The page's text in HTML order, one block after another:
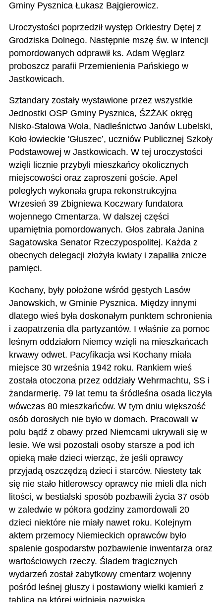
Gminy Pysznica Łukasz Bajgierowicz.
Uroczystości poprzedził występ Orkiestry Dętej z
Grodziska Dolnego. Następnie mszę św. w intencji
pomordowanych odprawił ks. Adam Węglarz
proboszcz parafii Przemienienia Pańskiego w
Jastkowicach.
Sztandary zostały wystawione przez wszystkie
Jednostki OSP Gminy Pysznica, ŚZŻAK okręg
Nisko-Stalowa Wola, Nadleśnictwo Janów Lubelski,
Koło łowieckie 'Głuszec’, uczniów Publicznej Szkoły
Podstawowej w Jastkowicach. W tej uroczystości
wzięli licznie przybyli mieszkańcy okolicznych
miejscowości oraz zaproszeni goście. Apel
poległych wykonała grupa rekonstrukcyjna
Wrzesień 39 Zbigniewa Koczwary fundatora
wojennego Cmentarza. W dalszej części
upamiętnia pomordowanych. Głos zabrała Janina
Sagatowska Senator Rzeczypospolitej. Każda z
obecnych delegacji złożyła kwiaty i zapaliła znicze
pamięci.
Kochany, były położone wśród gęstych Lasów
Janowskich, w Gminie Pysznica. Między innymi
dlatego wieś była doskonałym punktem schronienia
i zaopatrzenia dla partyzantów. I właśnie za pomoc
leśnym oddziałom Niemcy wzięli na mieszkańcach
krwawy odwet. Pacyfikacja wsi Kochany miała
miejsce 30 września 1942 roku. Rankiem wieś
została otoczona przez oddziały Wehrmachtu, SS i
żandarmerię. 79 lat temu ta śródleśna osada liczyła
wówczas 80 mieszkańców. W tym dniu większość
osób dorosłych nie było w domach. Pracowali w
polu bądź z obawy przed Niemcami ukrywali się w
lesie. We wsi pozostali osoby starsze a pod ich
opieką małe dzieci wierząc, że jeśli oprawcy
przyjadą oszczędzą dzieci i starców. Niestety tak
się nie stało hitlerowscy oprawcy nie mieli dla nich
litości, w bestialski sposób pozbawili życia 37 osób
w zaledwie w półtora godziny zamordowali 20
dzieci niektóre nie miały nawet roku. Kolejnym
aktem przemocy Niemieckich oprawców było
spalenie gospodarstw pozbawienie inwentarza oraz
wartościowych rzeczy. Śladem tragicznych
wydarzeń został zabytkowy cmentarz wojenny
pośród leśnej głuszy i postawiony wielki kamień z
tablicą na której widnieją nazwiska